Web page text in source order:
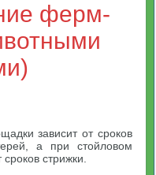
ферм-
зависит от сроков
а при стойловом
стрижки.